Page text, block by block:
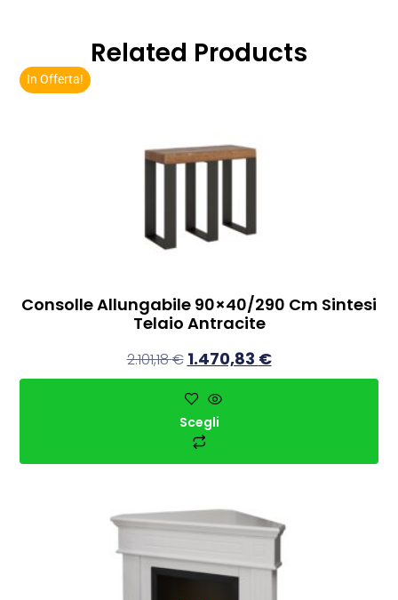
Related Products
In Offerta!
Consolle Allungabile 90×40/290 Cm Sintesi
Telaio Antracite
2.101,18€ 1.470,83 €
Scegli